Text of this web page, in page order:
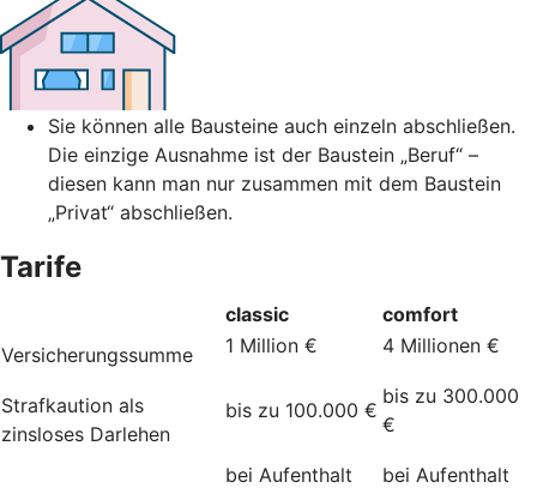
Sie können alle Bausteine auch einzeln abschließen.
Die einzige Ausnahme ist der Baustein „Beruf“ –
diesen kann man nur zusammen mit dem Baustein
„Privat“ abschließen.
Tarife
classic
comfort
Versicherungssumme
1 Million € 4 Millionen €
Strafkaution als
zinsloses Darlehen
bis zu 100.000 €
bis zu 300.000
€
bei Aufenthalt
bei Aufenthalt